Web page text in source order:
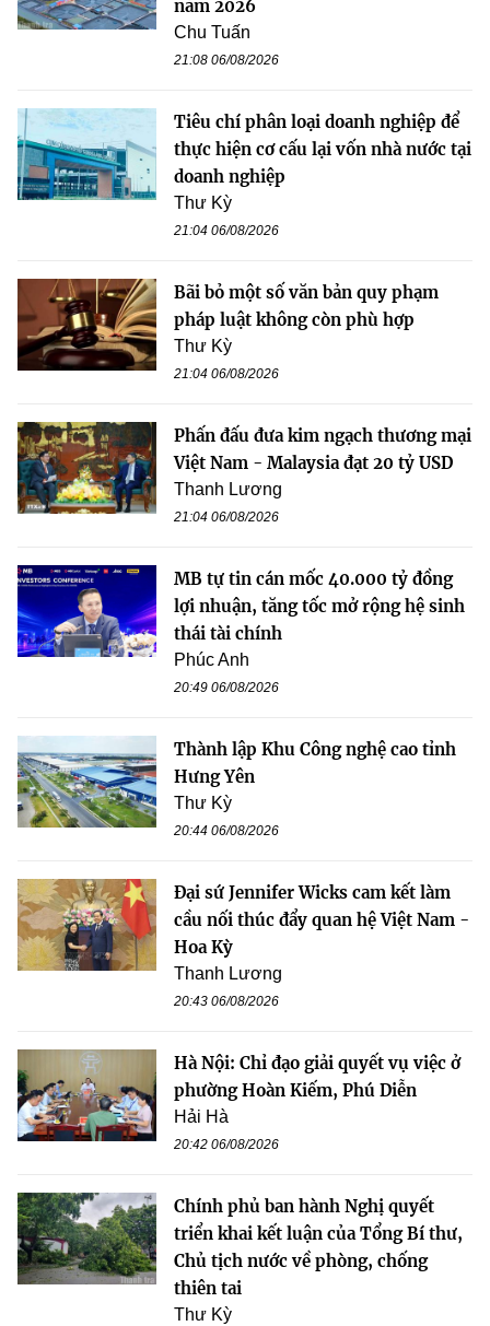
năm 2026
Chu Tuấn
21:08 06/08/2026
Tiêu chí phân loại doanh nghiệp để
thực hiện cơ cấu lại vốn nhà nước tại
doanh nghiệp
Thư Kỳ
21:04 06/08/2026
Bãi bỏ một số văn bản quy phạm
pháp luật không còn phù hợp
Thư Kỳ
21:04 06/08/2026
Phấn đấu đưa kim ngạch thương mại
Việt Nam - Malaysia đạt 20 tỷ USD
Thanh Lương
21:04 06/08/2026
MB tự tin cán mốc 40.000 tỷ đồng
lợi nhuận, tăng tốc mở rộng hệ sinh
thái tài chính
Phúc Anh
20:49 06/08/2026
Thành lập Khu Công nghệ cao tỉnh
Hưng Yên
Thư Kỳ
20:44 06/08/2026
Đại sứ Jennifer Wicks cam kết làm
cầu nối thúc đẩy quan hệ Việt Nam -
Hoa Kỳ
Thanh Lương
20:43 06/08/2026
Hà Nội: Chỉ đạo giải quyết vụ việc ở
phường Hoàn Kiếm, Phú Diễn
Hải Hà
20:42 06/08/2026
Chính phủ ban hành Nghị quyết
triển khai kết luận của Tổng Bí thư,
Chủ tịch nước về phòng, chống
thiên tai
Thư Kỳ